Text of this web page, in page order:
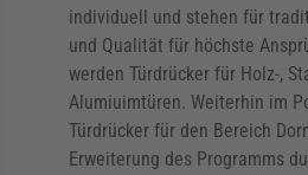
individuell und stehen für
und Qualität für höchste
werden Türdrücker für Holz-,
Alumiuimtüren. Weiterhin im
Türdrücker für den Bereich
Erweiterung des Programms